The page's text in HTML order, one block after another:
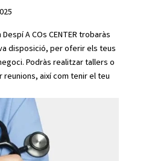
A COs CENTER trobaràs
disposició, per oferir els teus
Podràs realitzar tallers o
així com tenir el teu